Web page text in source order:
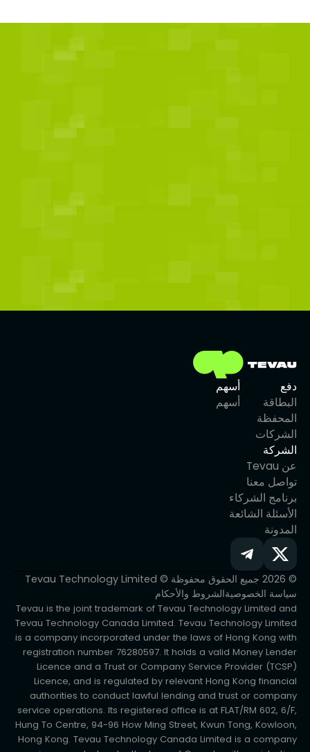
دفع
البطاقة
المحفظة
الشركات
أسهم
أسهم
الشركة
عن Tevau
تواصل معنا
برنامج الشركاء
الأسئلة الشائعة
المدونة
© 2026 جميع الحقوق محفوظة © Tevau Technology Limited
سياسة الخصوصيةالشروط والأحكام
Tevau is the joint trademark of Tevau Technology Limited and
Tevau Technology Canada Limited. Tevau Technology Limited
is a company incorporated under the laws of Hong Kong with
registration number 76280597. It holds a valid Money Lender
Licence and a Trust or Company Service Provider (TCSP)
Licence, and is regulated by relevant Hong Kong financial
authorities to conduct lawful lending and trust or company
service operations. Its registered office is at FLAT/RM 602, 6/F,
Hung To Centre, 94-96 How Ming Street, Kwun Tong, Kowloon,
Hong Kong. Tevau Technology Canada Limited is a company